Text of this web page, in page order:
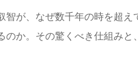
智が、なぜ数千年の時を超え
のか。その驚くべき仕組みと